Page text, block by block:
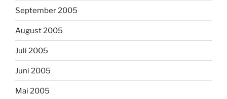
September 2005
August 2005
Juli 2005
Juni 2005
Mai 2005